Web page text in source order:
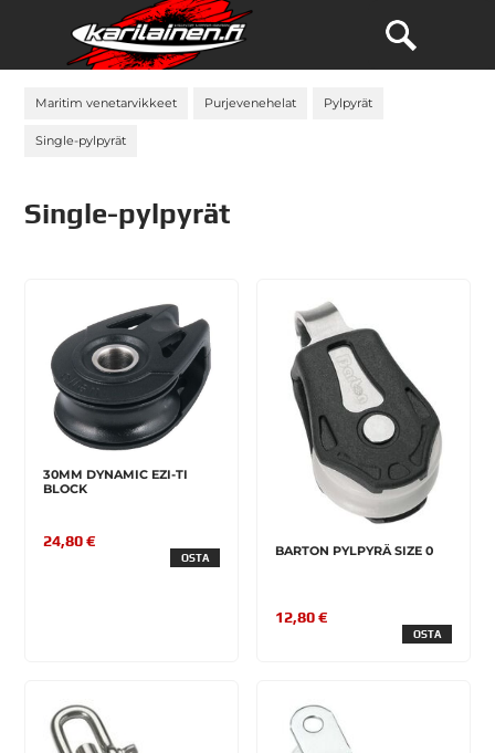
Maritim venetarvikkeet Purjevenehelat Pylpyrät
Single-pylpyrät
Single-pylpyrät
30MM DYNAMIC EZI-TI
BLOCK
24,80 €
OSTA
BARTON PYLPYRÄ SIZE 0
12,80 €
OSTA